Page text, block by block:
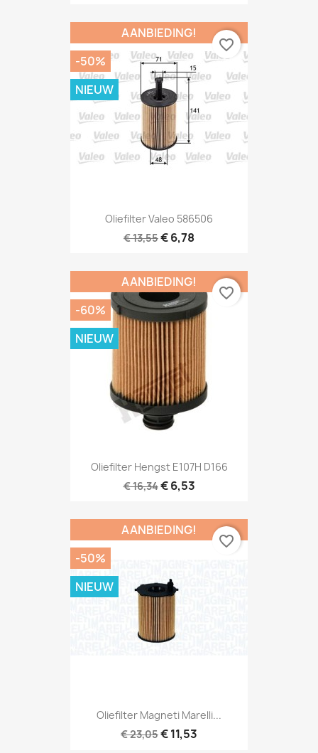
Oliefilter Valeo 586506
€ 13,55€ 6,78
AANBIEDING!
-50%
NIEUW
favorite_border
Oliefilter Hengst E107H D166
€ 16,34€ 6,53
AANBIEDING!
-60%
NIEUW
favorite_border
Oliefilter Magneti Marelli...
€ 23,05€ 11,53
AANBIEDING!
-50%
NIEUW
favorite_border